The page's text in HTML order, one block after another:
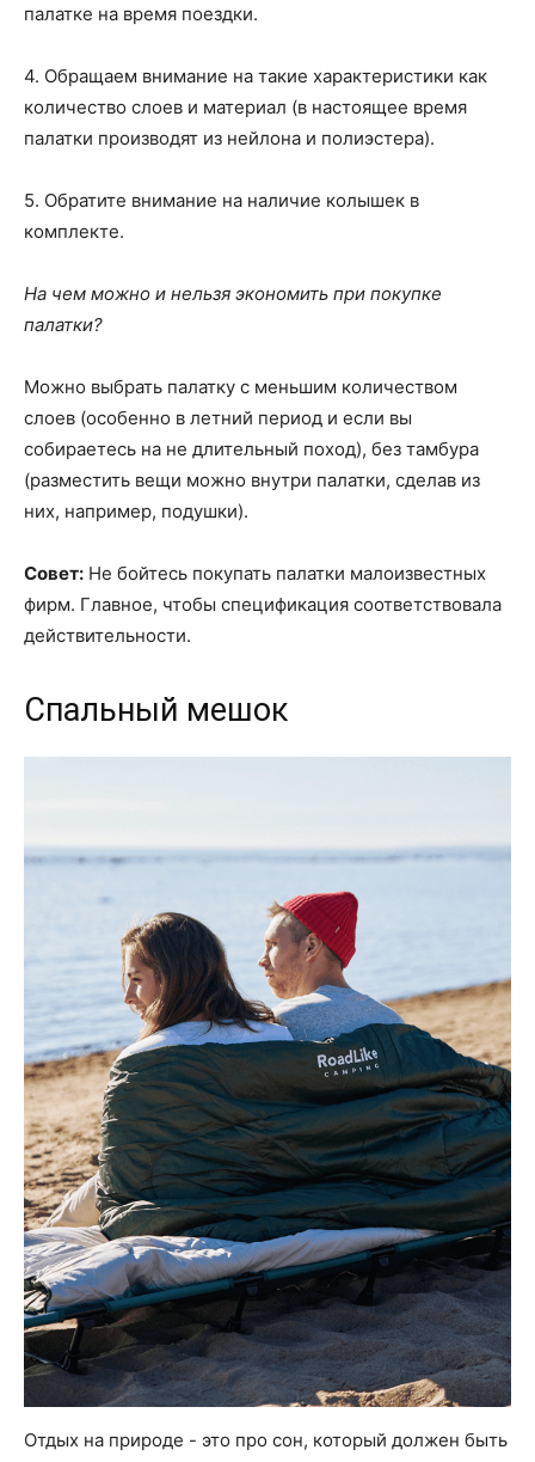
палатке на время поездки.
4. Обращаем внимание на такие характеристики как
количество слоев и материал (в настоящее время
палатки производят из нейлона и полиэстера).
5. Обратите внимание на наличие колышек в
комплекте.
На чем можно и нельзя экономить при покупке
палатки?
Можно выбрать палатку с меньшим количеством
слоев (особенно в летний период и если вы
собираетесь на не длительный поход), без тамбура
(разместить вещи можно внутри палатки, сделав из
них, например, подушки).
Совет: Не бойтесь покупать палатки малоизвестных
фирм. Главное, чтобы спецификация соответствовала
действительности.
Спальный мешок
Отдых на природе - это про сон, который должен быть